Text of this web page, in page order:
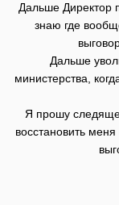
Дальше Директор
знаю где
Дальше
министерства,
Я прошу
восстановить